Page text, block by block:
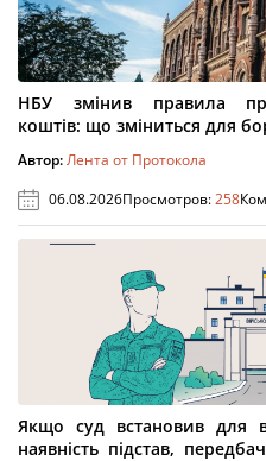
НБУ змінив правила
коштів: що зміниться для
Автор:Лента от Протокола
06.08.2026Просмотров:258
Якщо суд встановив для
наявність підстав,